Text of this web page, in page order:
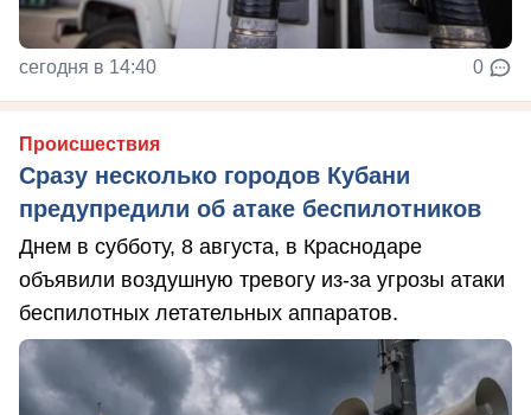
сегодня в 14:40 0
Происшествия
Сразу несколько городов Кубани
предупредили об атаке беспилотников
Днем в субботу, 8 августа, в Краснодаре
объявили воздушную тревогу из-за угрозы атаки
беспилотных летательных аппаратов.